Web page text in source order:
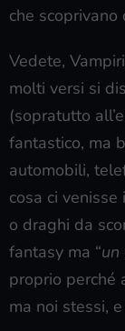
che
Vedete,
molti versi si
(sopratutto
fantastico, ma
automobili,
cosa ci
o draghi da
fantasy ma “un
proprio perché
ma noi stessi,